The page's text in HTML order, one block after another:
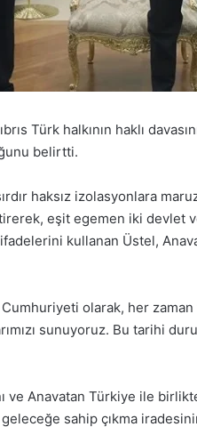
Türk halkının haklı
belirtti.
haksız izolasyonlara
eşit egemen iki devlet
kullanan Üstel,
olarak, her
sunuyoruz. Bu tarihi
ve Anavatan Türkiye ile
sahip çıkma